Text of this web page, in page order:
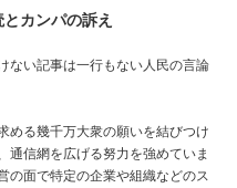
カンパの訴え
ない記事は一行もない人民の言論
める幾千万大衆の願いを結びつけ
通信網を広げる努力を強めていま
の面で特定の企業や組織などのス